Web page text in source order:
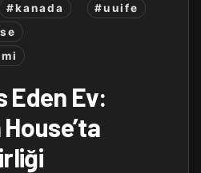
#kanada
#uuife
Eden Ev: